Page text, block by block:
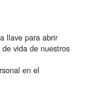
llave para abrir
vida de nuestros
en el